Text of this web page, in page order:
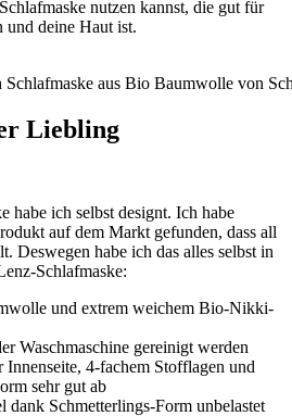
nutzen kannst, die gut für
und deine Haut ist.
aus Bio Baumwolle von
Liebling
habe ich selbst designt. Ich habe
auf dem Markt gefunden, dass all
Deswegen habe ich das alles selbst in
Schlafmaske:
und extrem weichem Bio-Nikki-
Waschmaschine gereinigt werden
4-fachem Stofflagen und
sehr gut ab
dank Schmetterlings-Form unbelastet